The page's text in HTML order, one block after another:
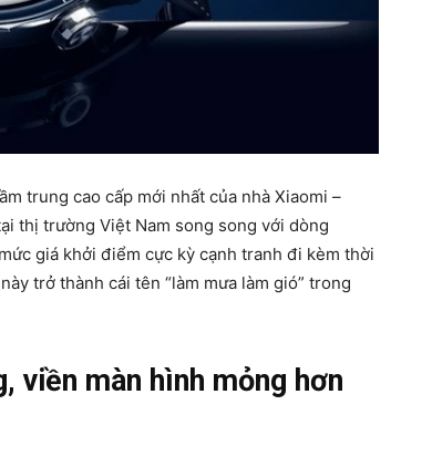
trung cao cấp mới nhất của nhà Xiaomi –
thị trường Việt Nam song song với dòng
giá khởi điểm cực kỳ cạnh tranh đi kèm thời
trở thành cái tên “làm mưa làm gió” trong
viền màn hình mỏng hơn